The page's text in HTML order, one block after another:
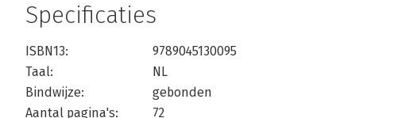
Specificaties
ISBN13:
9789045130095
Taal:
NL
Bindwijze:
gebonden
Aantal pagina's:
72